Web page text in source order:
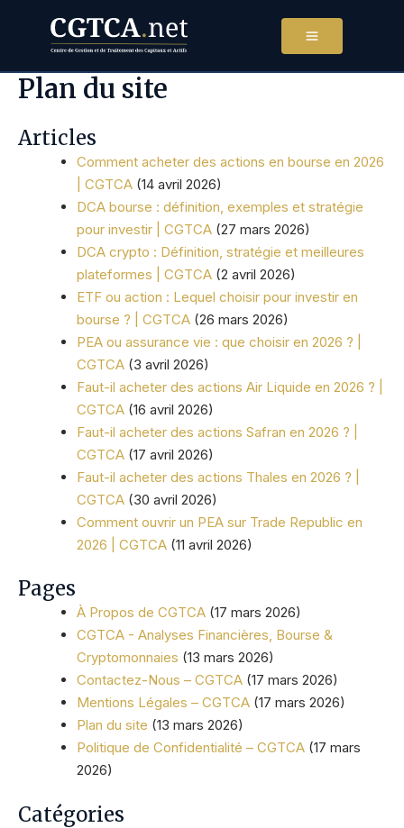
Plan du site
Articles
Comment acheter des actions en bourse en 2026
| CGTCA (14 avril 2026)
DCA bourse : définition, exemples et stratégie
pour investir | CGTCA (27 mars 2026)
DCA crypto : Définition, stratégie et meilleures
plateformes | CGTCA (2 avril 2026)
ETF ou action : Lequel choisir pour investir en
bourse ? | CGTCA (26 mars 2026)
PEA ou assurance vie : que choisir en 2026 ? |
CGTCA (3 avril 2026)
Faut-il acheter des actions Air Liquide en 2026 ? |
CGTCA (16 avril 2026)
Faut-il acheter des actions Safran en 2026 ? |
CGTCA (17 avril 2026)
Faut-il acheter des actions Thales en 2026 ? |
CGTCA (30 avril 2026)
Comment ouvrir un PEA sur Trade Republic en
2026 | CGTCA (11 avril 2026)
Pages
À Propos de CGTCA (17 mars 2026)
CGTCA - Analyses Financières, Bourse &
Cryptomonnaies (13 mars 2026)
Contactez-Nous – CGTCA (17 mars 2026)
Mentions Légales – CGTCA (17 mars 2026)
Plan du site (13 mars 2026)
Politique de Confidentialité – CGTCA (17 mars
2026)
Catégories